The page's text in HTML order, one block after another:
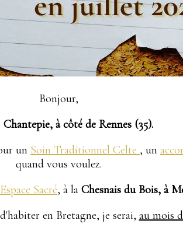
Bonjour,
Chantepie, à côté de Rennes (35).
un Soin Traditionnel Celte , un
quand vous voulez.
Espace Sacré, à la Chesnais du Bois, à
en Bretagne, je serai, au mois